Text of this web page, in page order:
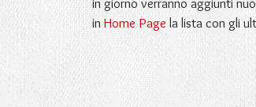
in giorno verranno aggiunti
in Home Page la lista con gli